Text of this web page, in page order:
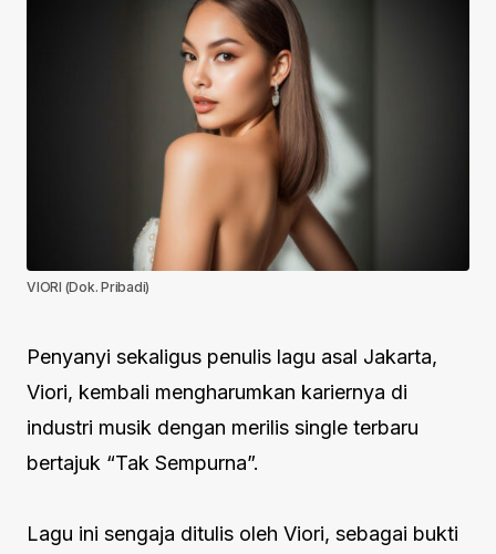
VIORI (Dok. Pribadi)
Penyanyi sekaligus penulis lagu asal Jakarta,
Viori, kembali mengharumkan kariernya di
industri musik dengan merilis single terbaru
bertajuk “Tak Sempurna”.
Lagu ini sengaja ditulis oleh Viori, sebagai bukti